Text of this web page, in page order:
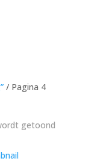
/ Pagina 4
getoond